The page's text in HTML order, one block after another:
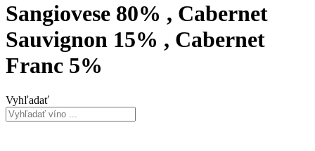
Sangiovese 80% , Cabernet
Sauvignon 15% , Cabernet
Franc 5%
Vyhľadať